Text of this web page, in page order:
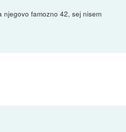
njegovo famozno 42, sej nisem